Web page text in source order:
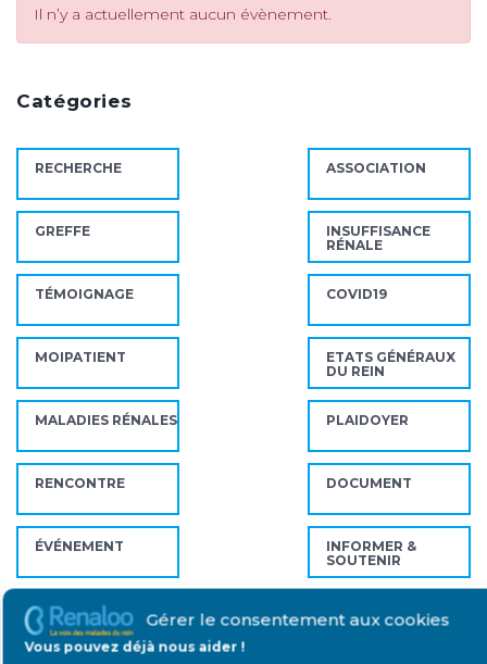
Gérer le consentement aux cookies
Vous pouvez déjà nous aider !
Il n’y a actuellement aucun évènement.
Catégories
RECHERCHE ASSOCIATION
GREFFE
INSUFFISANCE
RÉNALE
TÉMOIGNAGE COVID19
MOIPATIENT
ETATS GÉNÉRAUX
DU REIN
MALADIES RÉNALES PLAIDOYER
RENCONTRE DOCUMENT
ÉVÉNEMENT
INFORMER &
SOUTENIR
SAVOIR & FAIRE
SAVOIR